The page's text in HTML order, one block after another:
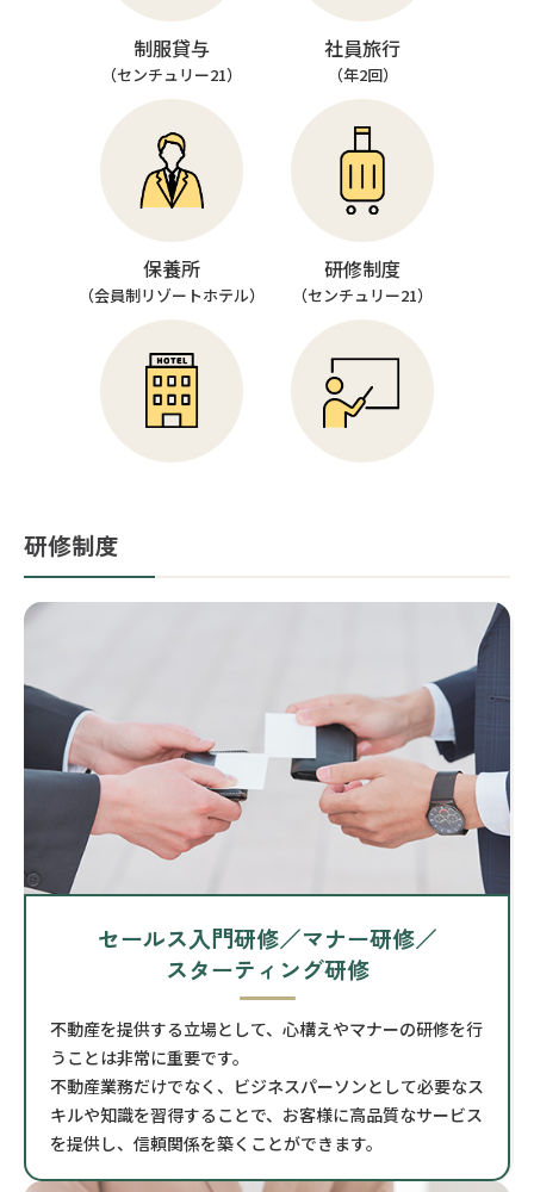
制服貸与
（センチュリー21）
社員旅行
（年2回）
保養所
（会員制リゾートホテル）
研修制度
（センチュリー21）
研修制度
セールス入門研修／マナー研修／
スターティング研修
不動産を提供する立場として、心構えやマナーの研修を行
うことは非常に重要です。
不動産業務だけでなく、ビジネスパーソンとして必要なス
キルや知識を習得することで、お客様に高品質なサービス
を提供し、信頼関係を築くことができます。